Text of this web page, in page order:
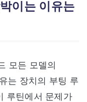
이는 이유는
모든 모델의
는 장치의 부팅 루
루틴에서 문제가